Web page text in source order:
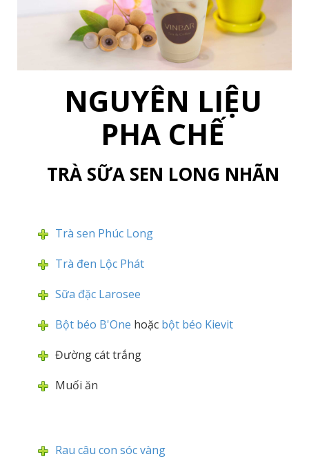
NGUYÊN LIỆU
PHA CHẾ
TRÀ SỮA SEN LONG NHÃN
Trà sen Phúc Long
Trà đen Lộc Phát
Sữa đặc Larosee
Bột béo B'One hoặc bột béo Kievit
Đường cát trắng
Muối ăn
Rau câu con sóc vàng